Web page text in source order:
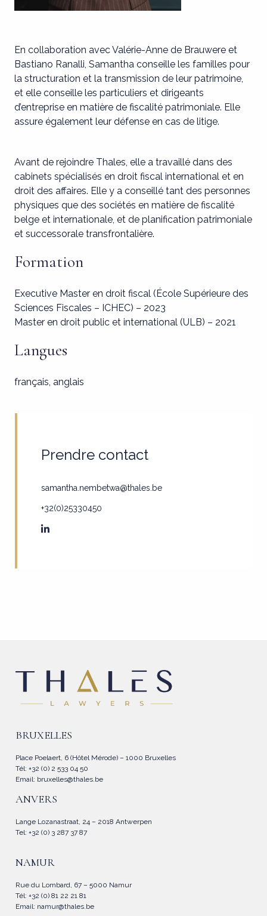
En collaboration avec Valérie-Anne de Brauwere et
Bastiano Ranalli, Samantha conseille les familles pour
la structuration et la transmission de leur patrimoine,
et elle conseille les particuliers et dirigeants
d’entreprise en matière de fiscalité patrimoniale. Elle
assure également leur défense en cas de litige.
Avant de rejoindre Thales, elle a travaillé dans des
cabinets spécialisés en droit fiscal international et en
droit des affaires. Elle y a conseillé tant des personnes
physiques que des sociétés en matière de fiscalité
belge et internationale, et de planification patrimoniale
et successorale transfrontalière.
Formation
Executive Master en droit fiscal (École Supérieure des
Sciences Fiscales – ICHEC) – 2023
Master en droit public et international (ULB) – 2021
Langues
français, anglais
Prendre contact
samantha.nembetwa@thales.be
+32(0)25330450
BRUXELLES
Place Poelaert, 6 (Hôtel Mérode) – 1000 Bruxelles
Tél: +32 (0) 2 533 04 50
Email: bruxelles@thales.be
ANVERS
Lange Lozanastraat, 24 – 2018 Antwerpen
Tel: +32 (0) 3 287 37 87
NAMUR
Rue du Lombard, 67 – 5000 Namur
Tél: +32 (0) 81 22 21 81
Email: namur@thales.be